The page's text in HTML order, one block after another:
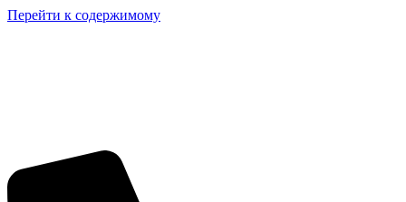
Перейти к содержимому